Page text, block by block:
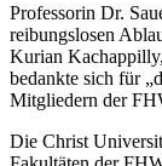
Professorin Dr.
reibungslosen
Kurian
bedankte sich für
Mitgliedern der
Die Christ